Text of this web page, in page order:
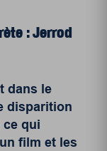
: Jerrod
dans le
disparition
qui
film et les